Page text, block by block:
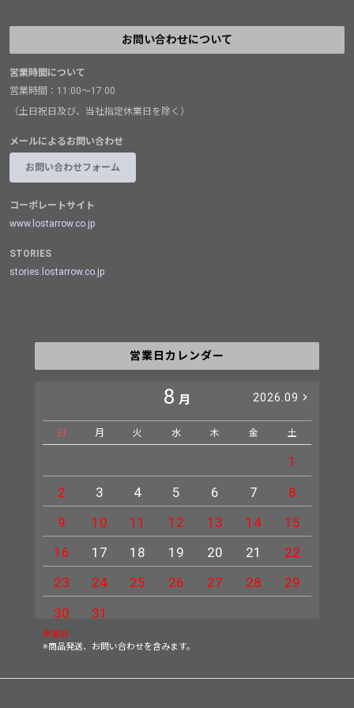
お問い合わせについて
営業時間について
営業時間：11:00～17:00
（土日祝日及び、当社指定休業日を除く）
メールによるお問い合わせ
お問い合わせフォーム
コーポレートサイト
www.lostarrow.co.jp
STORIES
stories.lostarrow.co.jp
営業日カレンダー
8 月 2026.09
日 月 火 水 木 金 土
1
2
3 4 5 6 7
8
9
10 11 12 13 14
15
16
17 18 19 20 21
22
23
24 25 26 27 28
29
30
31
休業日
※商品発送、お問い合わせを含みます。